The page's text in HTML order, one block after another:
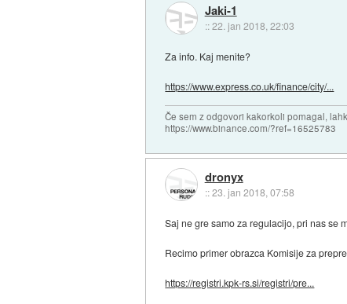
Jaki-1
::22. jan 2018, 22:03
Za info. Kaj menite?
https://www.express.co.uk/finance/city/...
Če sem z odgovori kakorkoli pomagal,
https://www.binance.com/?ref=16525783
dronyx
::23. jan 2018, 07:58
Saj ne gre samo za regulacijo, pri nas se
Recimo primer obrazca Komisije za
https://registri.kpk-rs.si/registri/pre...